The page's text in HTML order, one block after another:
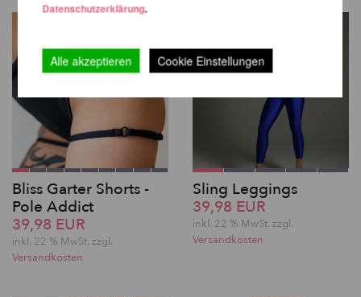
Bliss Garter Shorts -
Pole Addict
39,98 EUR
inkl. 22 % MwSt. zzgl.
Versandkosten
Sling Leggings
39,98 EUR
inkl. 22 % MwSt. zzgl.
Versandkosten
Datenschutzerklärung.
Alle akzeptieren Cookie Einstellungen